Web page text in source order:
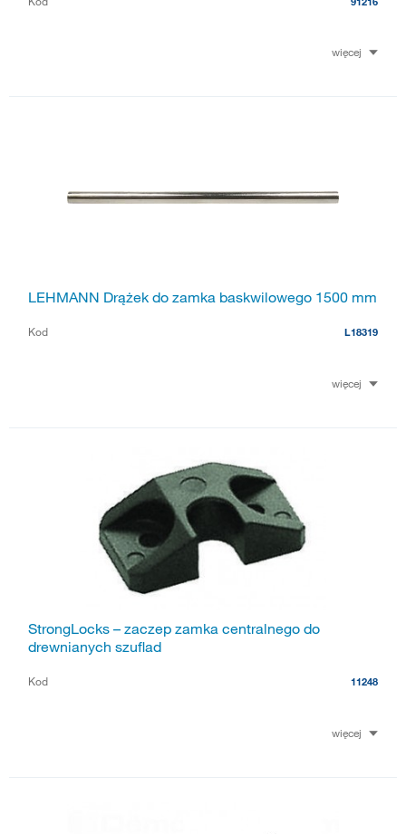
więcej
LEHMANN Drążek do zamka baskwilowego 1500 mm
Kod L18319
więcej
StrongLocks – zaczep zamka centralnego do
drewnianych szuflad
Kod 11248
więcej